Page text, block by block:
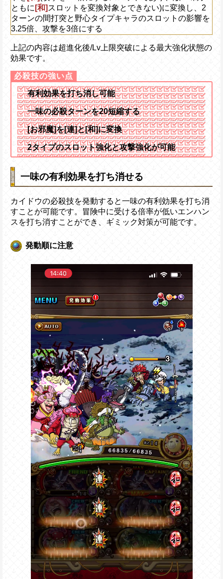
ともに [和] スロットを変換対象とできない)に変換し、2
ターンの間打突と野心タイプキャラのスロットの影響を
3.25倍、攻撃を3倍にする
上記の内容は超進化後/Lv上限突破による最大強化状態の
効果です。
有利効果を打ち消し可能
一味の必殺ターンを20短縮する
[お邪魔]を[連]と[和]に変換
2タイプのスロット強化と攻撃強化が可能
一味の有利効果を打ち消せる
カイドウの必殺技を発動すると一味の有利効果を打ち消
すことが可能です。冒険中に受ける倍率が低いエンハン
スを打ち消すことができ、ギミック対策が可能です。
発動順に注意